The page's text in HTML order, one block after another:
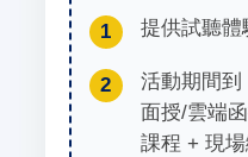
1 提供試聽體
2
活動期間到
面授/雲端
課程 + 現